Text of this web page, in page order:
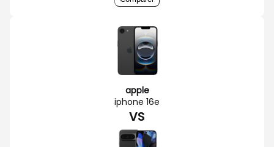
apple
iphone 16e
VS